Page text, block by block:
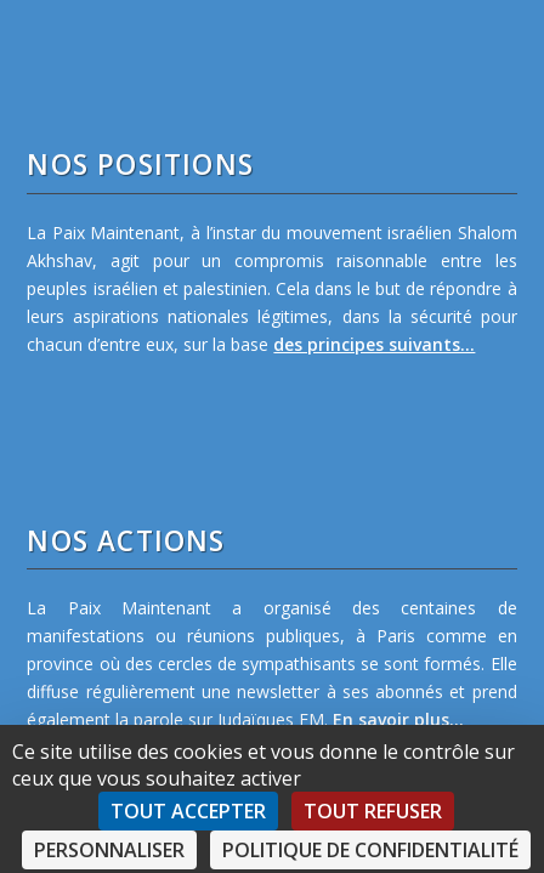
NOS POSITIONS
La Paix Maintenant, à l’instar du mouvement israélien Shalom
Akhshav, agit pour un compromis raisonnable entre les
peuples israélien et palestinien. Cela dans le but de répondre à
leurs aspirations nationales légitimes, dans la sécurité pour
chacun d’entre eux, sur la base des principes suivants...
NOS ACTIONS
La Paix Maintenant a organisé des centaines de
manifestations ou réunions publiques, à Paris comme en
province où des cercles de sympathisants se sont formés. Elle
diffuse régulièrement une newsletter à ses abonnés et prend
également la parole sur Judaïques FM. En savoir plus...
©2026 La Paix Maintenant -Plan de site
Ce site utilise des cookies et vous donne le contrôle sur
ceux que vous souhaitez activer
TOUT ACCEPTER
TOUT REFUSER
PERSONNALISER
POLITIQUE DE CONFIDENTIALITÉ